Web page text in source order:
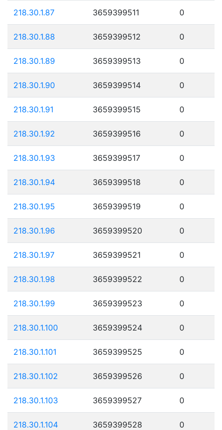
218.30.1.87 3659399511 0
218.30.1.88 3659399512 0
218.30.1.89 3659399513 0
218.30.1.90 3659399514 0
218.30.1.91 3659399515 0
218.30.1.92 3659399516 0
218.30.1.93 3659399517 0
218.30.1.94 3659399518 0
218.30.1.95 3659399519 0
218.30.1.96 3659399520 0
218.30.1.97 3659399521 0
218.30.1.98 3659399522 0
218.30.1.99 3659399523 0
218.30.1.100 3659399524 0
218.30.1.101 3659399525 0
218.30.1.102 3659399526 0
218.30.1.103 3659399527 0
218.30.1.104 3659399528 0